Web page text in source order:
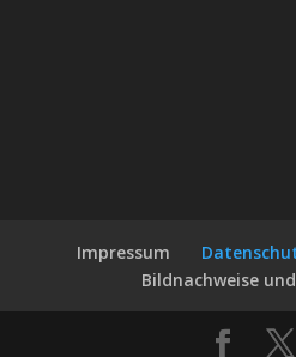
Impressum
Bildnachweise